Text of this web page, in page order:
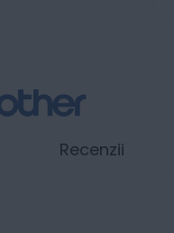
Recenzii